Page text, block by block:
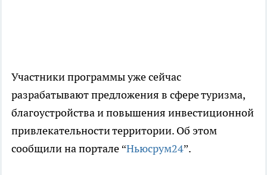
Участники программы уже сейчас
разрабатывают предложения в сфере туризма,
благоустройства и повышения инвестиционной
привлекательности территории. Об этом
сообщили на портале “Ньюсрум24”.